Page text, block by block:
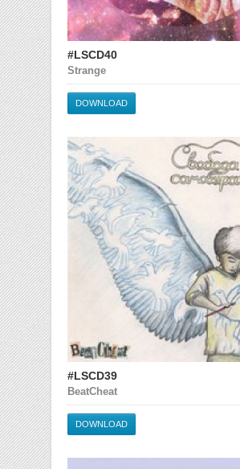
#LSCD40
Strange
DOWNLOAD
#LSCD39
BeatCheat
DOWNLOAD